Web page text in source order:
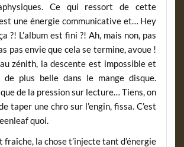
Ce qui ressort de cette
une énergie communicative et… Hey
?! L’album est fini ?! Ah, mais non, pas
pas envie que cela se termine, avoue !
zénith, la descente est impossible et
de plus belle dans le mange disque.
de la pression sur lecture… Tiens, on
taper une chro sur l’engin, fissa. C’est
quoi.
fraîche, la chose t’injecte tant d’énergie